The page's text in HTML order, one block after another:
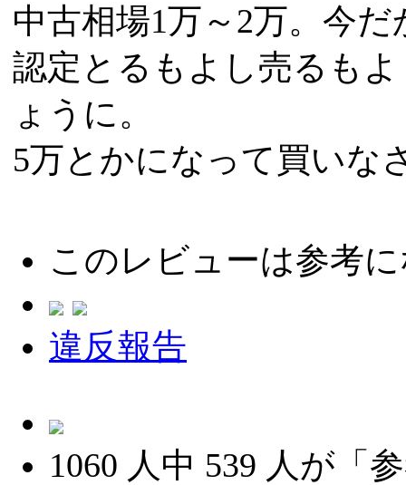
中古相場1万～2万。今
認定とるもよし売るも
ょうに。
5万とかになって買いな
このレビューは参考
違反報告
1060 人中 539 人が「